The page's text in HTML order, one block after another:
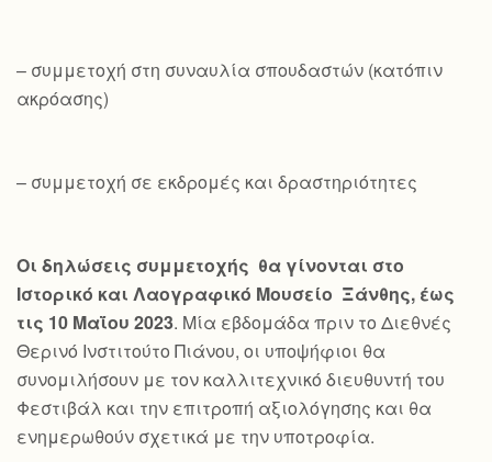
– συμμετοχή στη συναυλία σπουδαστών (κατόπιν
ακρόασης)
– συμμετοχή σε εκδρομές και δραστηριότητες
Οι δηλώσεις συμμετοχής θα γίνονται στο
Ιστορικό και Λαογραφικό Μουσείο Ξάνθης, έως
τις 10 Μαΐου 2023. Μία εβδομάδα πριν το Διεθνές
Θερινό Ινστιτούτο Πιάνου, οι υποψήφιοι θα
συνομιλήσουν με τον καλλιτεχνικό διευθυντή του
Φεστιβάλ και την επιτροπή αξιολόγησης και θα
ενημερωθούν σχετικά με την υποτροφία.